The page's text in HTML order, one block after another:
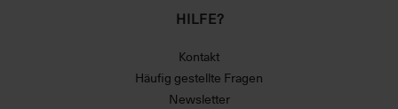
HILFE?
Kontakt
Häufig gestellte Fragen
Newsletter